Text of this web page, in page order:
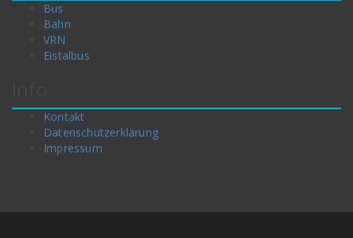
Bus
Bahn
VRN
Eistalbus
Kontakt
Datenschutzerklärung
Impressum